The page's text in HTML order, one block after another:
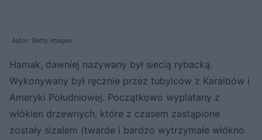
Autor: Getty Images
Hamak, dawniej nazywany był siecią rybacką.
Wykonywany był ręcznie przez tubylców z Karaibów i
Ameryki Południowej. Początkowo wyplatany z
włókien drzewnych, które z czasem zastąpione
zostały sizalem (twarde i bardzo wytrzymałe włókno